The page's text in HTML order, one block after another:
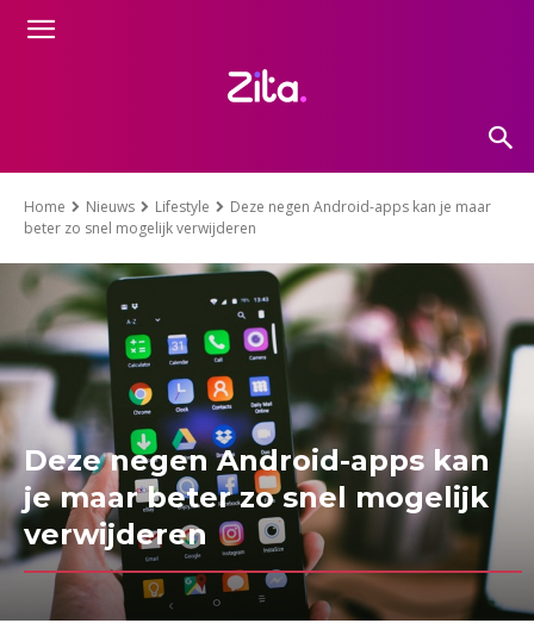
Home Nieuws Lifestyle
Deze negen Android-apps kan je maar
beter zo snel mogelijk verwijderen
Deze negen Android-apps kan
je maar beter zo snel mogelijk
verwijderen